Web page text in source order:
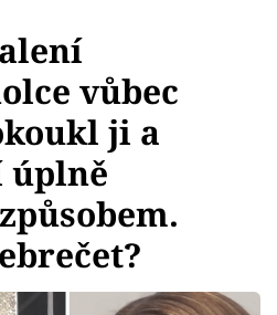
vůbec
ji a
úplně